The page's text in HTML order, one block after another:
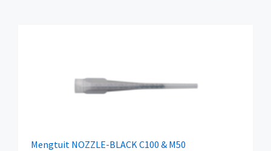
Mengtuit NOZZLE-BLACK C100 & M50